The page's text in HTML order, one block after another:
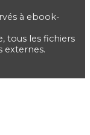
à ebook-
tous les fichiers
externes.